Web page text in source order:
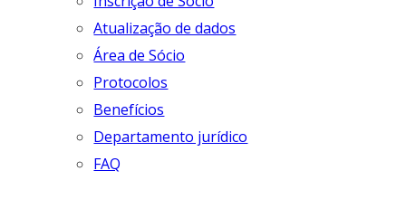
Atualização de dados
Área de Sócio
Protocolos
Benefícios
Departamento jurídico
FAQ